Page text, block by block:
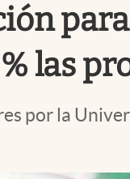
las
por la